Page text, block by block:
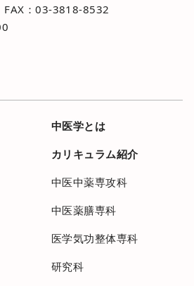
：03-3818-8532
中医学とは
カリキュラム紹介
中医中薬専攻科
中医薬膳専科
医学気功整体専科
研究科